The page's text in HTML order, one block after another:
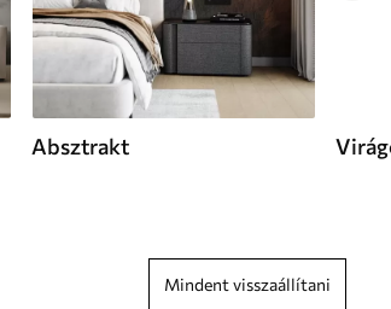
Absztrakt
Mindent visszaállítani